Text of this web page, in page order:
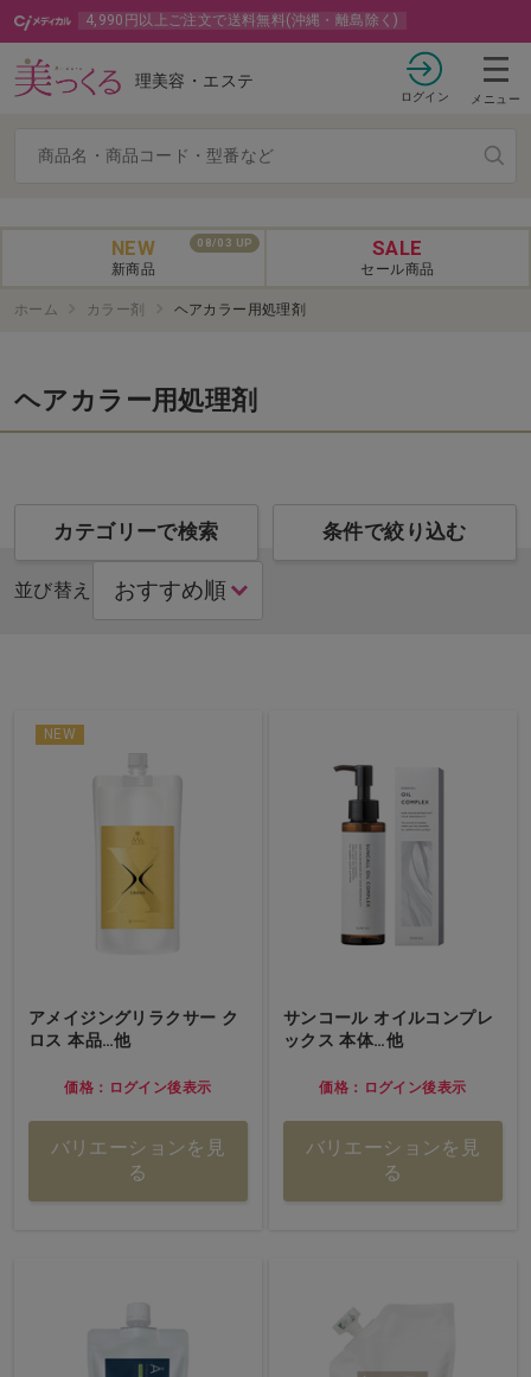
4,990円以上ご注文で送料無料(沖縄・離島除く)
理美容・エステ
ログイン メニュー
08/03 UP
NEW
新商品
SALE
セール商品
ホーム カラー剤 ヘアカラー用処理剤
ヘアカラー用処理剤
カテゴリーで検索 条件で絞り込む
並び替え
NEW
アメイジングリラクサー ク
ロス 本品…他
価格：ログイン後表示
バリエーションを見
る
サンコール オイルコンプレ
ックス 本体…他
価格：ログイン後表示
バリエーションを見
る